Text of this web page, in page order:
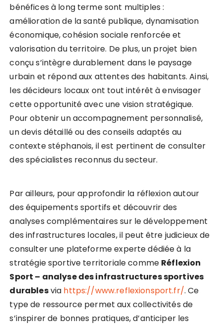
bénéfices à long terme sont multiples :
amélioration de la santé publique, dynamisation
économique, cohésion sociale renforcée et
valorisation du territoire. De plus, un projet bien
conçu s’intègre durablement dans le paysage
urbain et répond aux attentes des habitants. Ainsi,
les décideurs locaux ont tout intérêt à envisager
cette opportunité avec une vision stratégique.
Pour obtenir un accompagnement personnalisé,
un devis détaillé ou des conseils adaptés au
contexte stéphanois, il est pertinent de consulter
des spécialistes reconnus du secteur.
Par ailleurs, pour approfondir la réflexion autour
des équipements sportifs et découvrir des
analyses complémentaires sur le développement
des infrastructures locales, il peut être judicieux de
consulter une plateforme experte dédiée à la
stratégie sportive territoriale comme Réflexion
Sport – analyse des infrastructures sportives
durablesvia https://www.reflexionsport.fr/. Ce
type de ressource permet aux collectivités de
s’inspirer de bonnes pratiques, d’anticiper les